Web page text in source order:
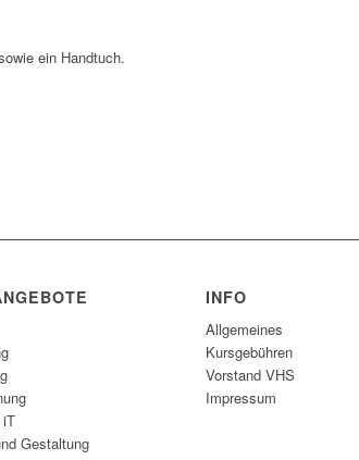
ein Handtuch.
iT
Gestaltung
INFO
Allgemeines
Kursgebühren
Vorstand VHS
Impressum